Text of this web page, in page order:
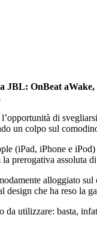
JBL: OnBeat aWake,
di
un colpo sul
(iPad, iPhone e
prerogativa
alloggiato
che ha reso la
utilizzare: basta,